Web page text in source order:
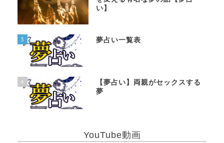
い】
3 夢占い一覧表
4
【夢占い】両親がセックスする
夢
YouTube動画